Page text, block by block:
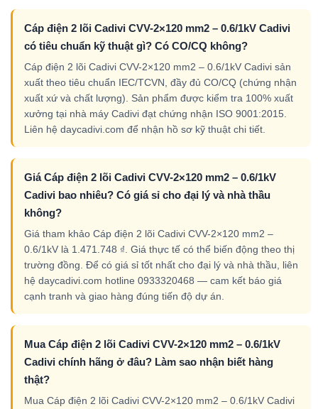
Cáp điện 2 lõi Cadivi CVV-2×120 mm2 – 0.6/1kV Cadivi
có tiêu chuẩn kỹ thuật gì? Có CO/CQ không?
Cáp điện 2 lõi Cadivi CVV-2×120 mm2 – 0.6/1kV Cadivi sản
xuất theo tiêu chuẩn IEC/TCVN, đầy đủ CO/CQ (chứng nhận
xuất xứ và chất lượng). Sản phẩm được kiểm tra 100% xuất
xưởng tại nhà máy Cadivi đạt chứng nhận ISO 9001:2015.
Liên hệ daycadivi.com để nhận hồ sơ kỹ thuật chi tiết.
Giá Cáp điện 2 lõi Cadivi CVV-2×120 mm2 – 0.6/1kV
Cadivi bao nhiêu? Có giá sỉ cho đại lý và nhà thầu
không?
Giá tham khảo Cáp điện 2 lõi Cadivi CVV-2×120 mm2 –
0.6/1kV là 1.471.748 ₫. Giá thực tế có thể biến động theo thị
trường đồng. Để có giá sỉ tốt nhất cho đại lý và nhà thầu, liên
hệ daycadivi.com hotline 0933320468 — cam kết báo giá
cạnh tranh và giao hàng đúng tiến độ dự án.
Mua Cáp điện 2 lõi Cadivi CVV-2×120 mm2 – 0.6/1kV
Cadivi chính hãng ở đâu? Làm sao nhận biết hàng
thật?
Mua Cáp điện 2 lõi Cadivi CVV-2×120 mm2 – 0.6/1kV Cadivi